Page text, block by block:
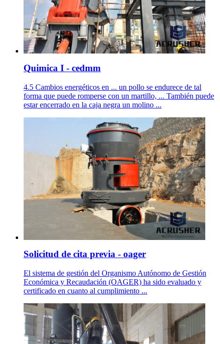
Quimica I - cedmm
4.5 Cambios energéticos en ... un pollo se endurece de tal
forma que puede romperse con un martillo, ... También puede
estar encerrado en la caja negra un molino ...
Solicitud de cita previa - oager
El sistema de gestión del Organismo Autónomo de Gestión
Económica y Recaudación (OAGER) ha sido evaluado y
certificado en cuanto al cumplimiento ...